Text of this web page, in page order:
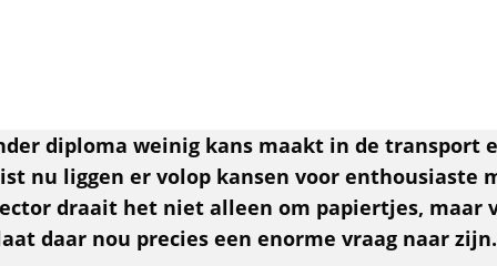
Populaire locaties
Code 95
Kom in contact
UBrands
diploma weinig kans maakt in de transport
nu liggen er volop kansen voor enthousiaste
draait het niet alleen om papiertjes, maar
daar nou precies een enorme vraag naar zijn.